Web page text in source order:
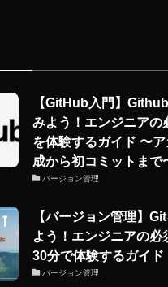
【GitHub入門】
みよう！エンジニアの
を体験するガイド 〜
成から初コミットまで
バージョン管理
【バージョン管理】
よう！エンジニアの必
30分で体験するガイド
バージョン管理